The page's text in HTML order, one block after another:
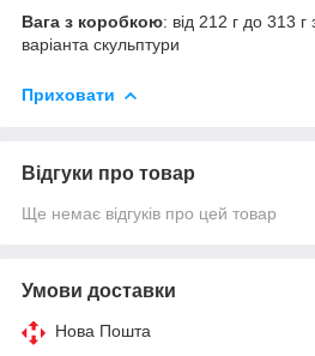
Вага з коробкою: від 212 г до 313 г
варіанта скульптури
Приховати
Відгуки про товар
Ще немає відгуків про цей товар
Умови доставки
Нова Пошта